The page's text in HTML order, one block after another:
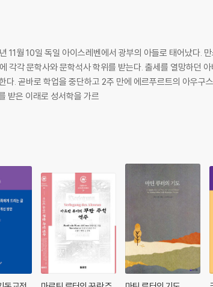
월 10일 독일 아이스레벤에서 광부의 아들로 태어났다.
각 문학사와 문학석사 학위를 받는다. 출세를 열망하던
다. 곧바로 학업을 중단하고 2주 만에 에르푸르트의 아우
받은 이래로 성서학을 가르